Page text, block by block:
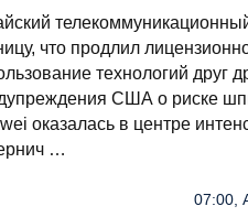
что продлил
технологий друг
США о риске
оказалась в центре
…
07:00,